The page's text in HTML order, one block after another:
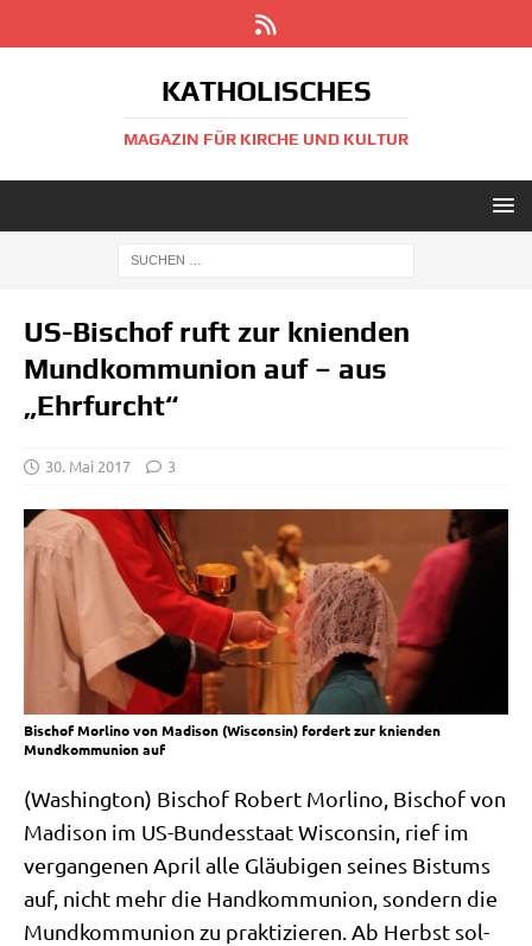
KATHOLISCHES
MAGAZIN FÜR KIRCHE UND KULTUR
US-Bischof ruft zur knienden
Mundkommunion auf – aus
„Ehrfurcht“
30. Mai 2017 3
Bischof Morlino von Madison (Wisconsin) fordert zur knienden
Mundkommunion auf
(Washing­ton) Bischof Robert Mor­li­no, Bischof von
Madi­son im US-Bun­des­staat Wis­con­sin, rief im
ver­gan­ge­nen April alle Gläu­bi­gen sei­nes Bis­tums
auf, nicht mehr die Hand­kom­mu­ni­on, son­dern die
Mund­kom­mu­ni­on zu prak­ti­zie­ren. Ab Herbst sol­